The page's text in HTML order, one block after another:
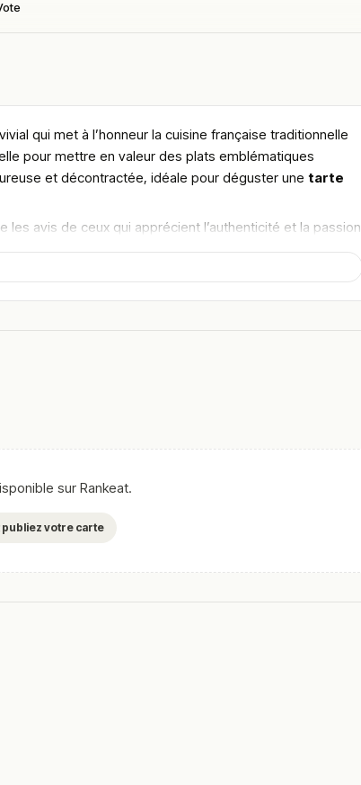
qui met à l’honneur la cuisine française traditionnelle
pour mettre en valeur des plats emblématiques
et décontractée, idéale pour déguster une tarte
les avis de ceux qui apprécient l’authenticité et la passion
sur :Améliorer la fiche de cet établissement
sur Rankeat.
publiez votre carte